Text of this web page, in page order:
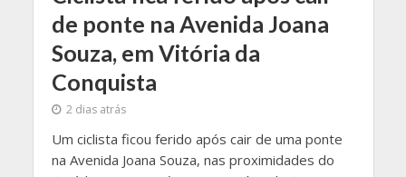
de ponte na Avenida Joana
Souza, em Vitória da
Conquista
2 dias atrás
Um ciclista ficou ferido após cair de uma ponte
na Avenida Joana Souza, nas proximidades do